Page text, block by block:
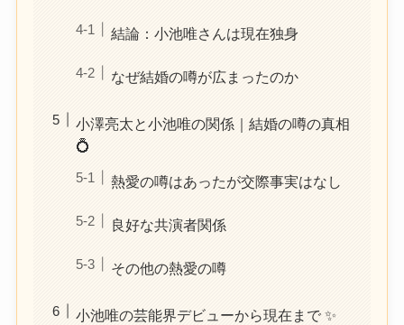
結論：小池唯さんは現在独身
なぜ結婚の噂が広まったのか
小澤亮太と小池唯の関係｜結婚の噂の真相
💍
熱愛の噂はあったが交際事実はなし
良好な共演者関係
その他の熱愛の噂
小池唯の芸能界デビューから現在まで ✨